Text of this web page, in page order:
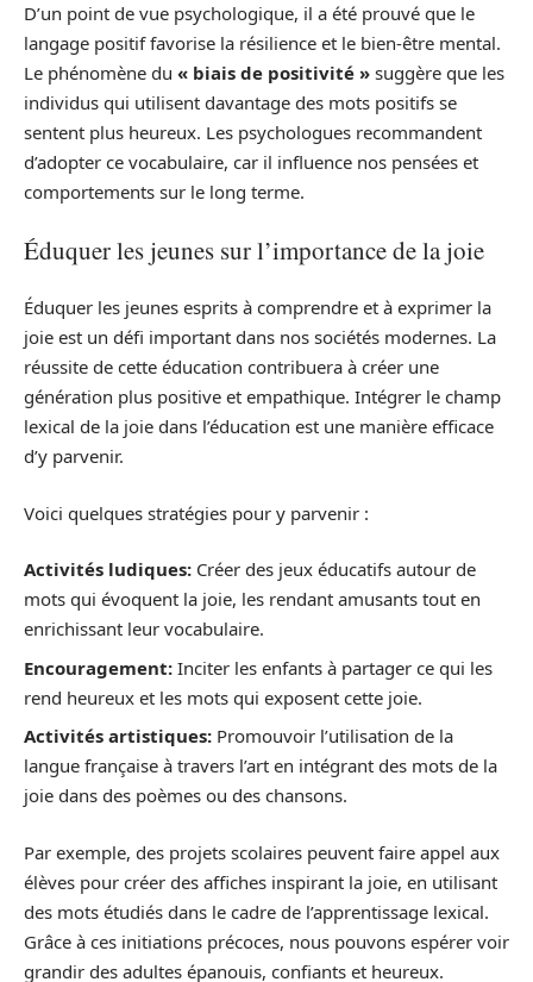
D’un point de vue psychologique, il a été prouvé que le
langage positif favorise la résilience et le bien-être mental.
Le phénomène du « biais de positivité » suggère que les
individus qui utilisent davantage des mots positifs se
sentent plus heureux. Les psychologues recommandent
d’adopter ce vocabulaire, car il influence nos pensées et
comportements sur le long terme.
Éduquer les jeunes sur l’importance de la joie
Éduquer les jeunes esprits à comprendre et à exprimer la
joie est un défi important dans nos sociétés modernes. La
réussite de cette éducation contribuera à créer une
génération plus positive et empathique. Intégrer le champ
lexical de la joie dans l’éducation est une manière efficace
d’y parvenir.
Voici quelques stratégies pour y parvenir :
Activités ludiques: Créer des jeux éducatifs autour de
mots qui évoquent la joie, les rendant amusants tout en
enrichissant leur vocabulaire.
Encouragement: Inciter les enfants à partager ce qui les
rend heureux et les mots qui exposent cette joie.
Activités artistiques: Promouvoir l’utilisation de la
langue française à travers l’art en intégrant des mots de la
joie dans des poèmes ou des chansons.
Par exemple, des projets scolaires peuvent faire appel aux
élèves pour créer des affiches inspirant la joie, en utilisant
des mots étudiés dans le cadre de l’apprentissage lexical.
Grâce à ces initiations précoces, nous pouvons espérer voir
grandir des adultes épanouis, confiants et heureux.